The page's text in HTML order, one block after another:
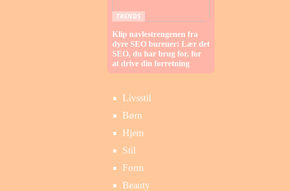
TRENDS
Klip navlestrengenen fra
dyre SEO bureuer: Lær det
SEO, du har brug for, for
at drive din forretning
Livsstil
Børn
Hjem
Stil
Form
Beauty